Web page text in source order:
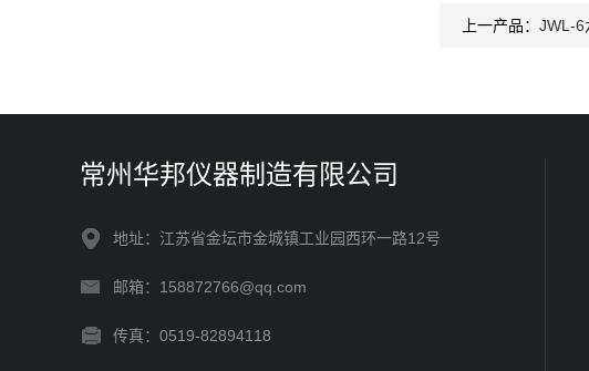
上一产品： JWL-6
常州华邦仪器制造有限公司
地址：江苏省金坛市金城镇工业园西环一路12号
邮箱：158872766@qq.com
传真：0519-82894118